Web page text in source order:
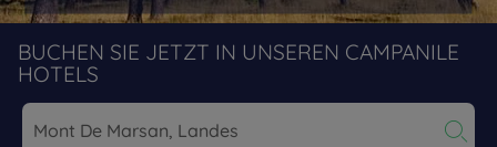
BUCHEN SIE JETZT IN UNSEREN CAMPANILE
HOTELS